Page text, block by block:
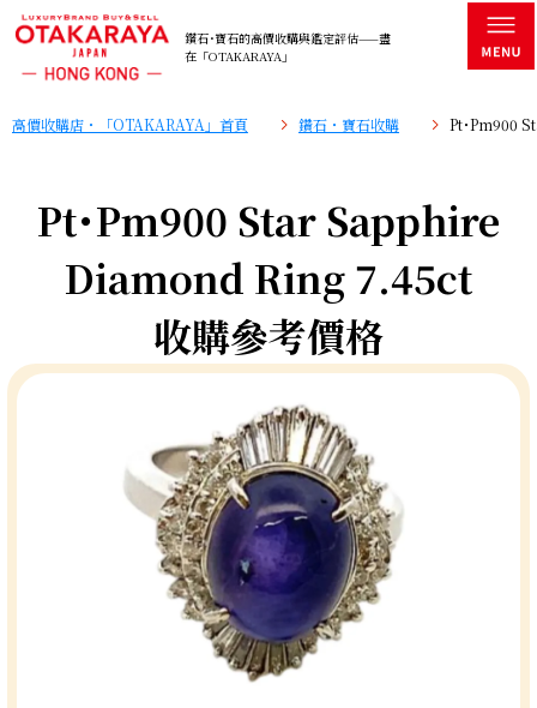
鑽石･寶石的高價收購與鑑定評估——盡
在「OTAKARAYA」
高價收購店・「OTAKARAYA」首頁 鑽石・寶石收購 Pt･Pm900
Pt･Pm900 Star Sapphire
Diamond Ring 7.45ct
收購參考價格